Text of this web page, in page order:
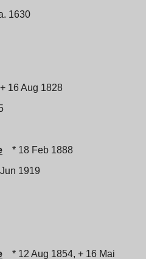
1630
16 Aug 1828
* 18 Feb 1888
1919
* 12 Aug 1854, + 16 Mai